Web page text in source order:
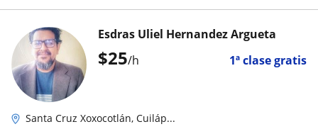
$25/h 1ª clase gratis
Esdras Uliel Hernandez Argueta
Santa Cruz Xoxocotlán, Cuiláp...